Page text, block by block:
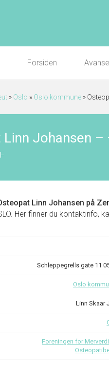
Forsiden
» Oslo » Oslo kommune »
Johansen –
Linn Johansen på
Her finner du kontaktinfo,
Schleppegrells gate 11
Oslo
Linn Skaar
Foreningen for